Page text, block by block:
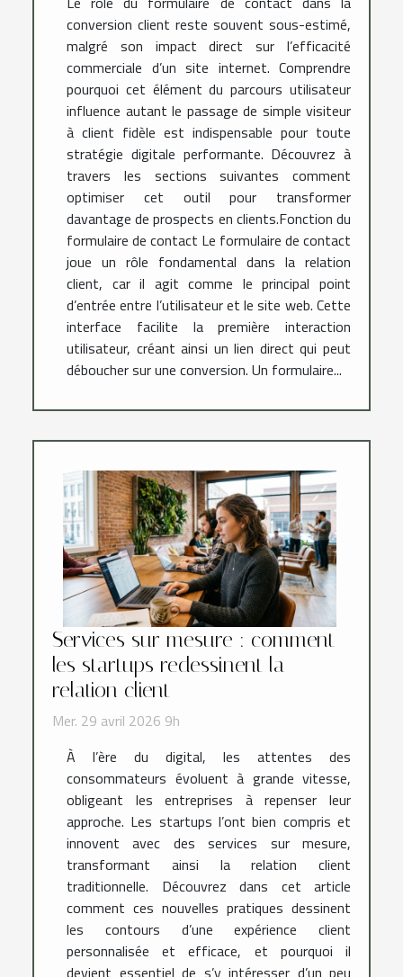
conversion client reste souvent sous-estimé,
malgré son impact direct sur l’efficacité
commerciale d’un site internet. Comprendre
pourquoi cet élément du parcours utilisateur
influence autant le passage de simple visiteur
à client fidèle est indispensable pour toute
stratégie digitale performante. Découvrez à
travers les sections suivantes comment
optimiser cet outil pour transformer
davantage de prospects en clients.Fonction du
formulaire de contact Le formulaire de contact
joue un rôle fondamental dans la relation
client, car il agit comme le principal point
d’entrée entre l’utilisateur et le site web. Cette
interface facilite la première interaction
utilisateur, créant ainsi un lien direct qui peut
déboucher sur une conversion. Un formulaire...
Services sur mesure : comment
les startups redessinent la
relation client
Mer. 29 avril 2026 9h
À l’ère du digital, les attentes des
consommateurs évoluent à grande vitesse,
obligeant les entreprises à repenser leur
approche. Les startups l’ont bien compris et
innovent avec des services sur mesure,
transformant ainsi la relation client
traditionnelle. Découvrez dans cet article
comment ces nouvelles pratiques dessinent
les contours d’une expérience client
personnalisée et efficace, et pourquoi il
devient essentiel de s’y intéresser d’un peu